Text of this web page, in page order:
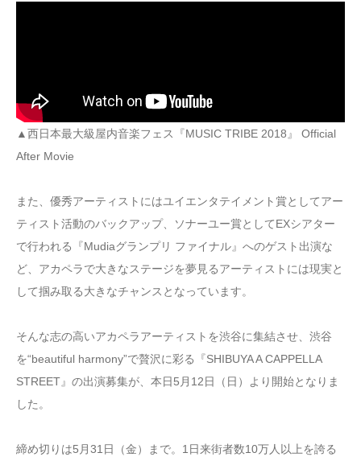
▲西日本最大級屋内音楽フェス『MUSIC TRIBE 2018』 Official
After Movie
また、優秀アーティストにはユイエンタテイメント賞としてアー
ティスト活動のバックアップ、ソナーユー賞としてEXシアター
で行われる『Mudiaグランプリ ファイナル』へのゲスト出演な
ど、アカペラで大きなステージを夢見るアーティストには現実と
して掴み取る大きなチャンスとなっています。
そんな志の高いアカペラアーティストを渋谷に集結させ、渋谷
を“beautiful harmony”で贅沢に彩る『SHIBUYA A CAPPELLA
STREET』の出演募集が、本日5月12日（日）より開始となりま
した。
締め切りは5月31日（金）まで。1日来街者数10万人以上を誇る